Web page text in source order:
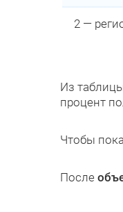
2 —
Из
процент
Чтобы
После